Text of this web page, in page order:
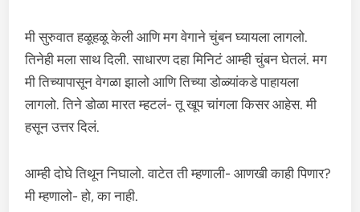
मी सुरुवात हळूहळू केली आणि मग वेगाने चुंबन घ्यायला लागलो.
तिनेही मला साथ दिली. साधारण दहा मिनिटं आम्ही चुंबन घेतलं. मग
मी तिच्यापासून वेगळा झालो आणि तिच्या डोळ्यांकडे पाहायला
लागलो. तिने डोळा मारत म्हटलं- तू खूप चांगला किसर आहेस. मी
हसून उत्तर दिलं.
आम्ही दोघे तिथून निघालो. वाटेत ती म्हणाली- आणखी काही पिणार?
मी म्हणालो- हो, का नाही.